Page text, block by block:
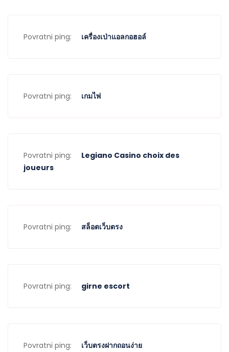
Povratni ping: เครื่องเป่าแอลกอฮอล์
Povratni ping: เกมไพ่
Povratni ping:
Legiano Casino choix des
joueurs
Povratni ping: สล็อตเว็บตรง
Povratni ping: girne escort
Povratni ping: เว็บตรงฝากถอนง่าย